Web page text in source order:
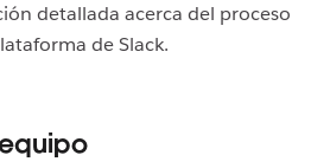
detallada acerca del proceso
de Slack.